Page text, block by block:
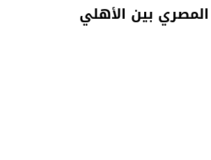
بين الأهلي